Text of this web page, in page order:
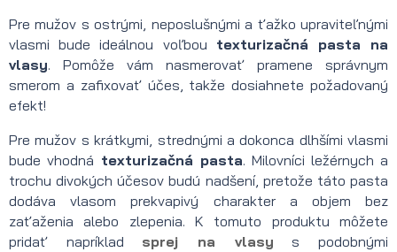
Pre mužov s ostrými, neposlušnými a ťažko upraviteľnými
vlasmi bude ideálnou voľbou texturizačná pasta na
vlasy. Pomôže vám nasmerovať pramene správnym
smerom a zafixovať účes, takže dosiahnete požadovaný
efekt!
Pre mužov s krátkymi, strednými a dokonca dlhšími vlasmi
bude vhodná texturizačná pasta. Milovníci ležérnych a
trochu divokých účesov budú nadšení, pretože táto pasta
dodáva vlasom prekvapivý charakter a objem bez
zaťaženia alebo zlepenia. K tomuto produktu môžete
pridať napríklad sprej na vlasy s podobnými